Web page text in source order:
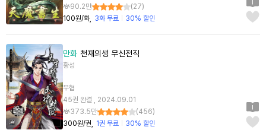
90.2만
(27)
100원/화
3화 무료 30% 할인
만화 천재의생 무신전직
황성
무협
45권 완결 , 2024.09.01
373.5만
(456)
300원/권
1권 무료 30% 할인